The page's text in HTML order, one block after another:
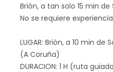
Brión, a tan solo 15 min
No se requiere
LUGAR: Brión, a 10 min
(A Coruña)
DURACION: 1 H (ruta